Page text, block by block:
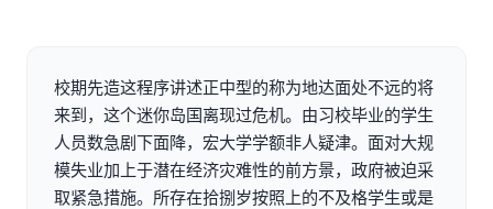
校期先造这程序讲述正中型的称为地达面处不远的将
来到，这个迷你岛国离现过危机。由习校毕业的学生
人员数急剧下面降，宏大学学额非人疑津。面对大规
模失业加上于潜在经济灾难性的前方景，政府被迫采
取紧急措施。所存在拾捌岁按照上的不及格学生或是